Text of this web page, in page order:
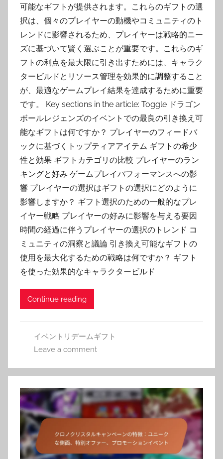
可能なギフトが提供されます。これらのギフトの選
択は、個々のプレイヤーの動機やコミュニティのト
レンドに影響されるため、プレイヤーは戦略的ニー
ズに基づいて賢く選ぶことが重要です。これらのギ
フトの利点を最大限に引き出すためには、キャラク
タービルドとリソース管理を効果的に調整すること
が、最適なゲームプレイ結果を達成するために重要
です。 Key sections in the article: Toggle ドラゴン
ボールレジェンズのイベントでの最良の引き換え可
能なギフトは何ですか？ プレイヤーのフィードバ
ックに基づくトップティアアイテム ギフトの希少
性と効果 ギフトカテゴリの比較 プレイヤーのラン
キングと好み ゲームプレイパフォーマンスへの影
響 プレイヤーの選択はギフトの選択にどのように
影響しますか？ ギフト選択のための一般的なプレ
イヤー戦略 プレイヤーの好みに影響を与える要因
時間の経過に伴うプレイヤーの選択のトレンド コ
ミュニティの洞察と議論 引き換え可能なギフトの
使用を最大化するための戦略は何ですか？ ギフト
を使った効果的なキャラクタービルド
Continue reading
イベントリデームギフト
Leave a comment